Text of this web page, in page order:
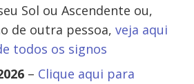
Sol ou Ascendente ou,
de outra pessoa, veja aqui
todos os signos
– Clique aqui para